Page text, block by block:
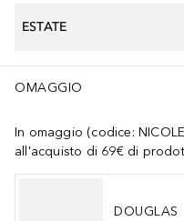
ESTATE
OMAGGIO
In omaggio (codice:
all'acquisto di 69€ di
DOUGLAS